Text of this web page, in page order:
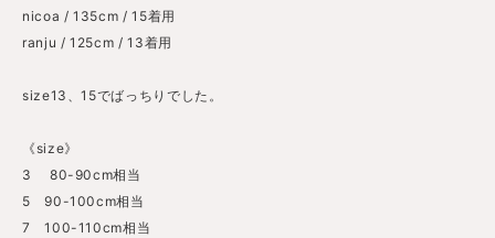
nicoa / 135cm / 15着用
ranju / 125cm / 13着用
size13、15でばっちりでした。
《size》
3 80-90cm相当
5 90-100cm相当
7 100-110cm相当